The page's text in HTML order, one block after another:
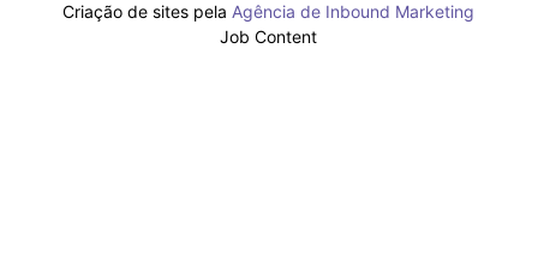
Criação de sites pela Agência de Inbound Marketing
Job Content